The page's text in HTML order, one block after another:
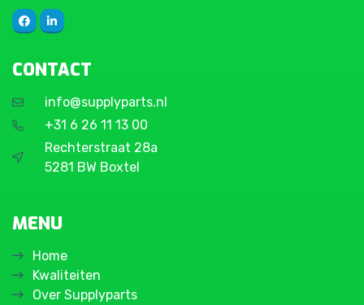
CONTACT
info@supplyparts.nl
+31 6 26 11 13 00
Rechterstraat 28a
5281 BW Boxtel
MENU
Home
Kwaliteiten
Over Supplyparts